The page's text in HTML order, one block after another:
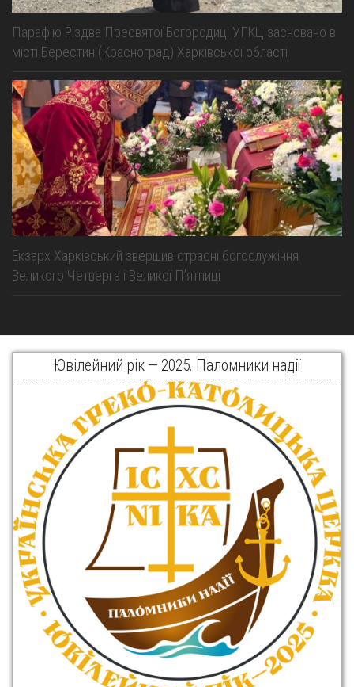
Парафію Різдва Пресвятої Богородиці УГКЦ засновано в
місті Берестин (Красноград) Харківської області
Екзарх Харківський звершив страсні богослужіння
Великого Четверга і Великої Пʼятниці
Ювілейний рік — 2025. Паломники надії